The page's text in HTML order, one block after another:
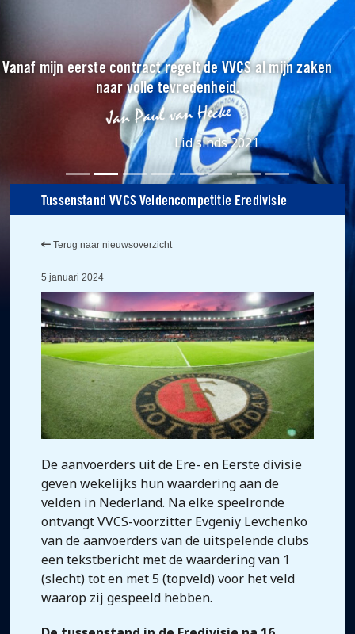
Vanaf mijn eerste contract regelt de VVCS al mijn zaken
naar volle tevredenheid.
Lid sinds 2021
Tussenstand VVCS Veldencompetitie Eredivisie
Terug naar nieuwsoverzicht
5 januari 2024
De aanvoerders uit de Ere- en Eerste divisie
geven wekelijks hun waardering aan de
velden in Nederland. Na elke speelronde
ontvangt VVCS-voorzitter Evgeniy Levchenko
van de aanvoerders van de uitspelende clubs
een tekstbericht met de waardering van 1
(slecht) tot en met 5 (topveld) voor het veld
waarop zij gespeeld hebben.